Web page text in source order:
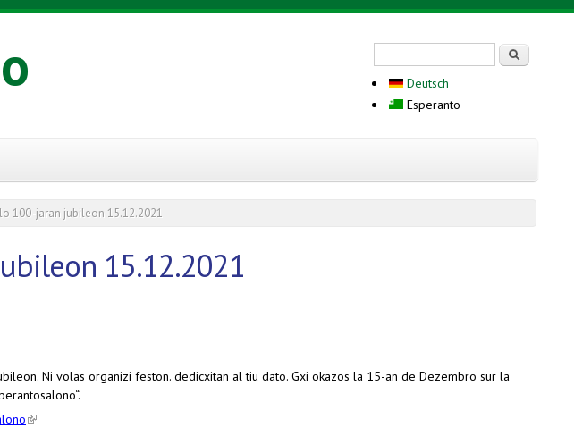
Deutsch
Esperanto
100-jaran jubileon 15.12.2021
15.12.2021
Ni volas organizi feston. dedicxitan al tiu dato. Gxi okazos la 15-an de Dezembro sur la
(link is external)